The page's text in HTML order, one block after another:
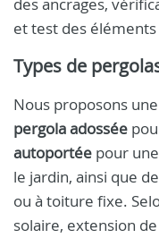
et test des
Types de
Nous proposons
pergola adossée
autoportée pour
le jardin, ainsi que
ou à toiture fixe.
solaire, extension